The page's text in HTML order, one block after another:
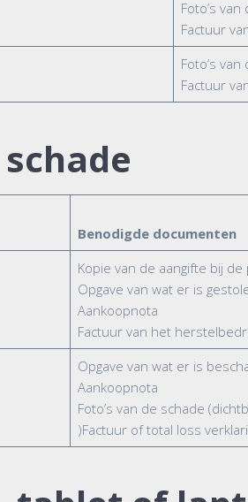
Foto’s
Factuur
Foto’s
Factuur
Benodigde documenten
Kopie van de aangifte bij de
Opgave van wat er is
Aankoopnota
Factuur van het
Opgave van wat er is
Aankoopnota
Foto’s van de schade
)Factuur of total loss